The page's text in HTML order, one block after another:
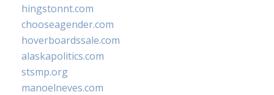
hingstonnt.com
chooseagender.com
hoverboardssale.com
alaskapolitics.com
stsmp.org
manoelneves.com